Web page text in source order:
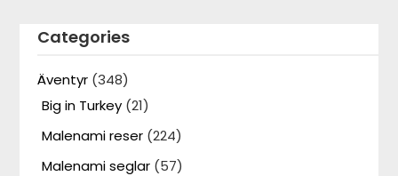
Categories
Äventyr (348)
Big in Turkey (21)
Malenami reser (224)
Malenami seglar (57)